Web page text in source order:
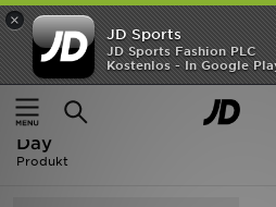
×
JD Sports
JD Sports Fashion PLC
Kostenlos - In Google
Startseite
Ausverkauf | Air Jordan 3
Ausverkauf | Air Jordan 3
Day
Produkt
Startseite
ANGEBOTE
Marken